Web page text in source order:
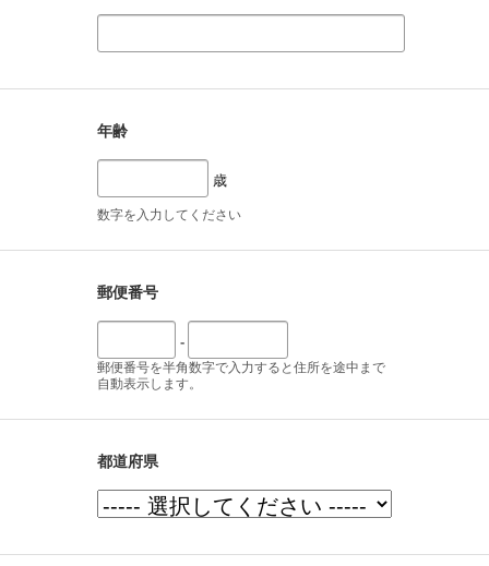
年齢
歳
数字を入力してください
郵便番号
-
郵便番号を半角数字で入力すると住所を途中まで
自動表示します。
都道府県